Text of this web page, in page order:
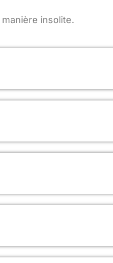
insolite.